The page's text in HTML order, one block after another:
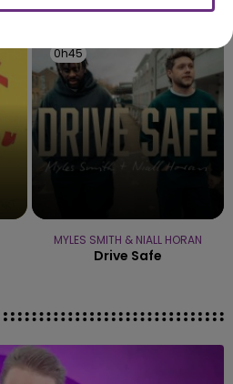
0h45
0h45
MYLES SMITH & NIALL HORAN
Drive Safe